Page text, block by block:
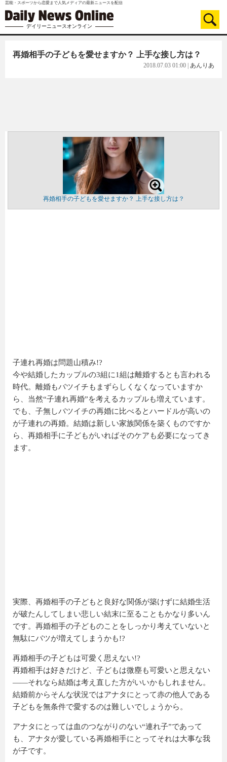
芸能・スポーツから恋愛まで人気メディアの最新ニュースを配信
デイリーニュースオンライン
再婚相手の子どもを愛せますか？ 上手な接し方は？
2018.07.03 01:00 あんりあ
再婚相手の子どもを愛せますか？ 上手な接し方は？
子連れ再婚は問題山積み!?
今や結婚したカップルの3組に1組は離婚するとも言われる
時代。離婚もバツイチもまずらしくなくなっていますか
ら、当然“子連れ再婚”を考えるカップルも増えています。
でも、子無しバツイチの再婚に比べるとハードルが高いの
が子連れの再婚。結婚は新しい家族関係を築くものですか
ら、再婚相手に子どもがいればそのケアも必要になってき
ます。
実際、再婚相手の子どもと良好な関係が築けずに結婚生活
が破たんしてしまい悲しい結末に至ることもかなり多いん
です。再婚相手の子どものことをしっかり考えていないと
無駄にバツが増えてしまうかも!?
再婚相手の子どもは可愛く思えない!?
再婚相手は好きだけど、子どもは微塵も可愛いと思えない
――それなら結婚は考え直した方がいいかもしれません。
結婚前からそんな状況ではアナタにとって赤の他人である
子どもを無条件で愛するのは難しいでしょうから。
アナタにとっては血のつながりのない“連れ子”であって
も、アナタが愛している再婚相手にとってそれは大事な我
が子です。